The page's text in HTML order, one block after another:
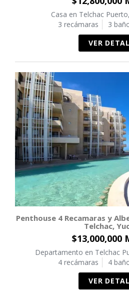
Casa en Telchac
3 recámaras
3
VER
Penthouse 4 Recamaras y
Telchac,
$13,000,000
Departamento en Telchac
4 recámaras
4
VER